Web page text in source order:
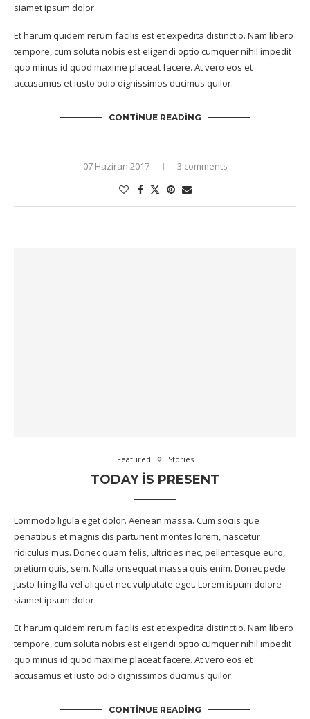
siamet ipsum dolor.
Et harum quidem rerum facilis est et expedita distinctio. Nam libero
tempore, cum soluta nobis est eligendi optio cumquer nihil impedit
quo minus id quod maxime placeat facere. At vero eos et
accusamus et iusto odio dignissimos ducimus quilor.
CONTINUE READING
07 Haziran 2017 3 comments
Featured Stories
TODAY IS PRESENT
Lommodo ligula eget dolor. Aenean massa. Cum sociis que
penatibus et magnis dis parturient montes lorem, nascetur
ridiculus mus. Donec quam felis, ultricies nec, pellentesque euro,
pretium quis, sem. Nulla onsequat massa quis enim. Donec pede
justo fringilla vel aliquet nec vulputate eget. Lorem ispum dolore
siamet ipsum dolor.
Et harum quidem rerum facilis est et expedita distinctio. Nam libero
tempore, cum soluta nobis est eligendi optio cumquer nihil impedit
quo minus id quod maxime placeat facere. At vero eos et
accusamus et iusto odio dignissimos ducimus quilor.
CONTINUE READING